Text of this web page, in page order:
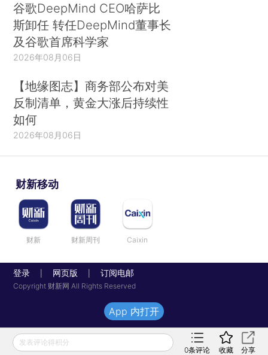
谷歌DeepMind CEO哈萨比
斯卸任 转任DeepMind董事长
及谷歌首席科学家
2026年08月06日
【地缘图志】商务部公布对美
反制清单，黄金大涨后持续性
如何
2026年08月06日
财新移动
财新 财新周刊 Caixin
登录 网页版 订阅电邮
Copyright 财新网 All Rights Reserved
发表评论得积分
0条评论 收藏 分享
App 内打开